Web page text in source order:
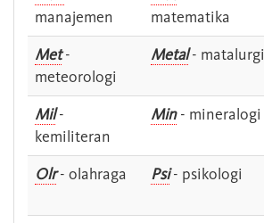
manajemen
matematika
Met-
meteorologi
Metal- matalurgi
Mil-
kemiliteran
Min- mineralogi
Olr- olahraga Psi- psikologi